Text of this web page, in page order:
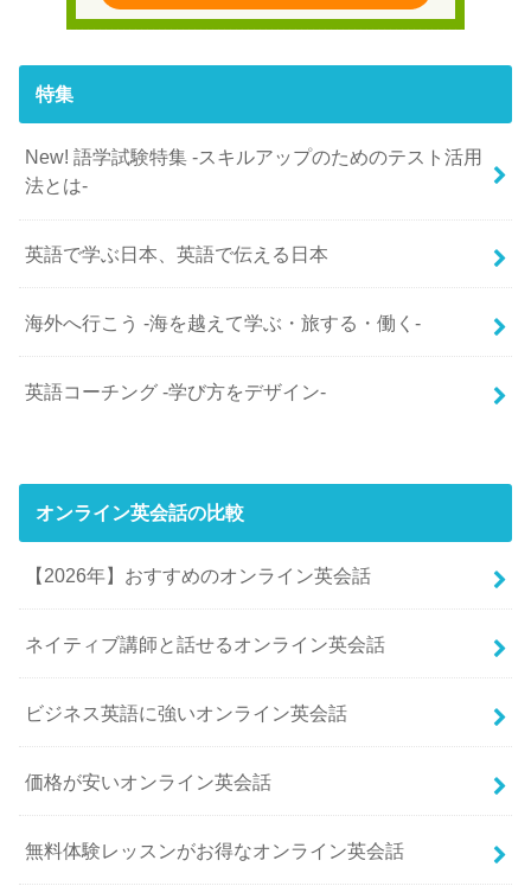
特集
New! 語学試験特集 -スキルアップのためのテスト活用
法とは-
英語で学ぶ日本、英語で伝える日本
海外へ行こう -海を越えて学ぶ・旅する・働く-
英語コーチング -学び方をデザイン-
オンライン英会話の比較
【2026年】おすすめのオンライン英会話
ネイティブ講師と話せるオンライン英会話
ビジネス英語に強いオンライン英会話
価格が安いオンライン英会話
無料体験レッスンがお得なオンライン英会話